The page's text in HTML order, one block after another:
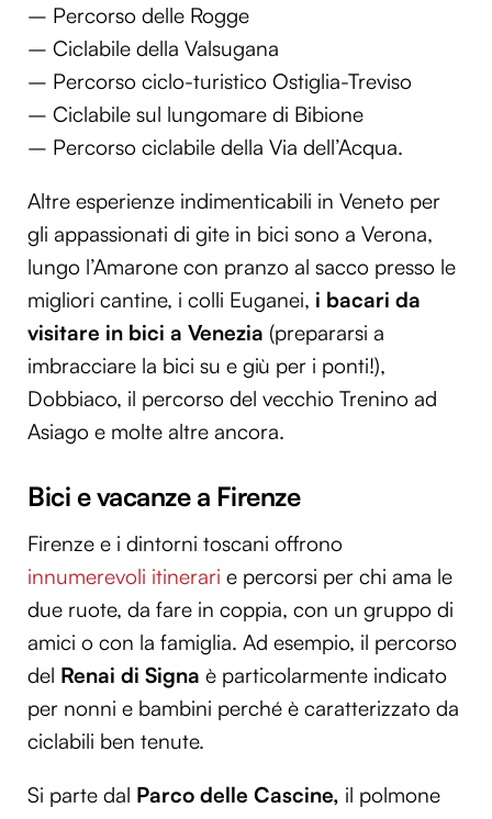
– Percorso delle Rogge
– Ciclabile della Valsugana
– Percorso ciclo-turistico Ostiglia-Treviso
– Ciclabile sul lungomare di Bibione
– Percorso ciclabile della Via dell’Acqua.
Altre esperienze indimenticabili in Veneto per
gli appassionati di gite in bici sono a Verona,
lungo l’Amarone con pranzo al sacco presso le
migliori cantine, i colli Euganei, i bacari da
visitare in bici a Venezia (prepararsi a
imbracciare la bici su e giù per i ponti!),
Dobbiaco, il percorso del vecchio Trenino ad
Asiago e molte altre ancora.
Bici e vacanze a Firenze
Firenze e i dintorni toscani offrono
innumerevoli itinerari e percorsi per chi ama le
due ruote, da fare in coppia, con un gruppo di
amici o con la famiglia. Ad esempio, il percorso
del Renai di Signa è particolarmente indicato
per nonni e bambini perché è caratterizzato da
ciclabili ben tenute.
Si parte dal Parco delle Cascine, il polmone